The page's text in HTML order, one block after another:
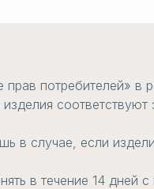
потребителей» в
в случае, если
в течение 14 дней